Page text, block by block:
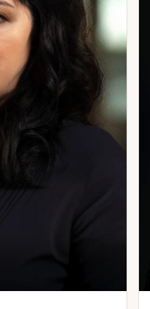
получить ясность
карьеры и личных
на результат —
действия. Мой
жизнь — она
проживать её во всей
делать то же
чтобы вместе
и карты помогают